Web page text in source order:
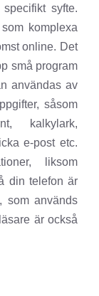
syfte.
komplexa
online. Det
små program
användas av
såsom
kalkylark,
e-post etc.
liksom
din telefon är
som används
är också